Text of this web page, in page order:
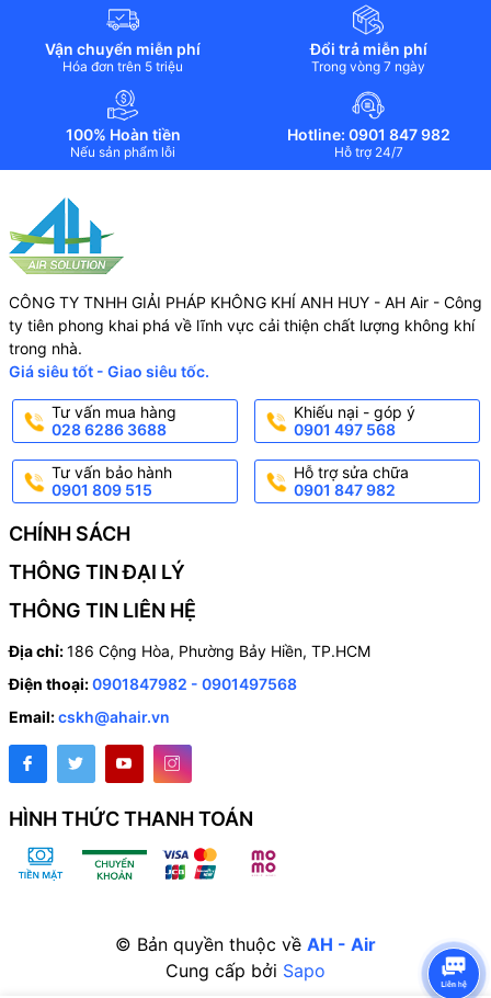
Vận chuyển miễn phí
Hóa đơn trên 5 triệu
Đổi trả miễn phí
Trong vòng 7 ngày
100% Hoàn tiền
Nếu sản phẩm lỗi
Hotline: 0901 847 982
Hỗ trợ 24/7
CÔNG TY TNHH GIẢI PHÁP KHÔNG KHÍ ANH HUY - AH Air - Công
ty tiên phong khai phá về lĩnh vực cải thiện chất lượng không khí
trong nhà.
Giá siêu tốt - Giao siêu tốc.
Tư vấn mua hàng
028 6286 3688
Khiếu nại - góp ý
0901 497 568
Tư vấn bảo hành
0901 809 515
Hỗ trợ sửa chữa
0901 847 982
CHÍNH SÁCH
THÔNG TIN ĐẠI LÝ
THÔNG TIN LIÊN HỆ
Địa chỉ:186 Cộng Hòa, Phường Bảy Hiền, TP.HCM
Điện thoại:0901847982 - 0901497568
Email:cskh@ahair.vn
HÌNH THỨC THANH TOÁN
© Bản quyền thuộc về AH - Air
Cung cấp bởi Sapo